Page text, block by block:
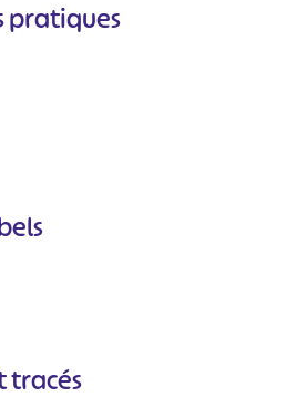
pratiques
tracés